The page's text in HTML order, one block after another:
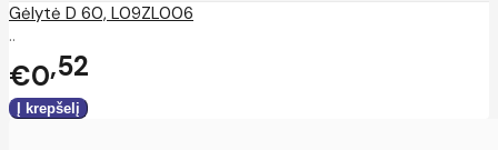
Gėlytė D 60, L09ZL006
..
€0 52